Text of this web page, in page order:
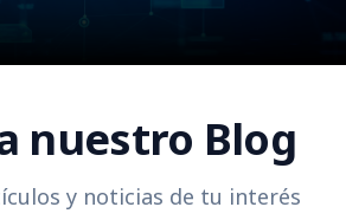
nuestro Blog
y noticias de tu interés